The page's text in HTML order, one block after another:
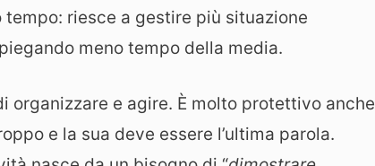
riesce a gestire più situazione
meno tempo della media.
organizzare e agire. È molto protettivo anche
e la sua deve essere l’ultima parola.